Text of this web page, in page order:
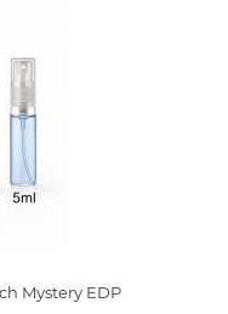
Mystery EDP